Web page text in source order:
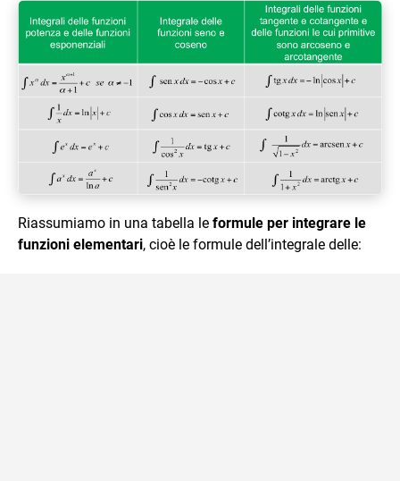
Riassumiamo in una tabella le formule per integrare le
funzioni elementari, cioè le formule dell’integrale delle: